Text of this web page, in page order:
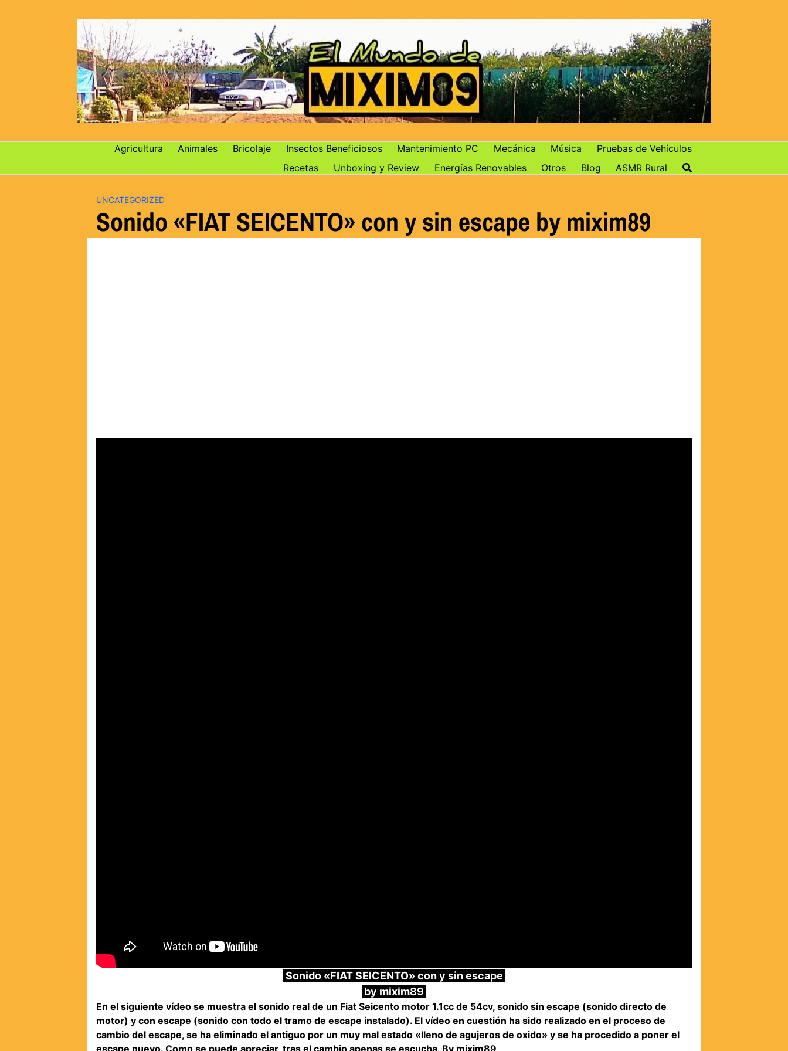
Agricultura Animales Bricolaje Insectos Beneficiosos Mantenimiento PC Mecánica Música
Pruebas de Vehículos
Recetas
Unboxing y Review Energías Renovables Otros Blog ASMR Rural
UNCATEGORIZED
Sonido «FIAT SEICENTO» con y sin escape by mixim89
Sonido «FIAT SEICENTO» con y sin escape
by mixim89
En el siguiente vídeo se muestra el sonido real de un Fiat Seicento motor 1.1cc de 54cv, sonido sin escape (sonido directo de
motor) y con escape (sonido con todo el tramo de escape instalado). El vídeo en cuestión ha sido realizado en el proceso de
cambio del escape, se ha eliminado el antiguo por un muy mal estado «lleno de agujeros de oxido» y se ha procedido a poner el